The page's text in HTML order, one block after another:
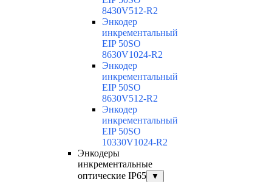
8430V512-R2
Энкодер
инкрементальный
EIP 50SO
8630V1024-R2
Энкодер
инкрементальный
EIP 50SO
8630V512-R2
Энкодер
инкрементальный
EIP 50SO
10330V1024-R2
Энкодеры
инкрементальные
оптические IP65
▼